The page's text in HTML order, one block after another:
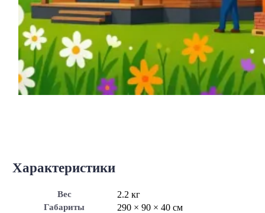
Характеристики
Вес 2.2 кг
Габариты 290 × 90 × 40 см